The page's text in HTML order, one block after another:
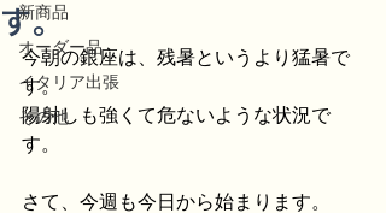
新商品
オーダー品
イタリア出張
その他
す。
今朝の銀座は、残暑というより猛暑で
す。
陽射しも強くて危ないような状況で
す。
さて、今週も今日から始まります。